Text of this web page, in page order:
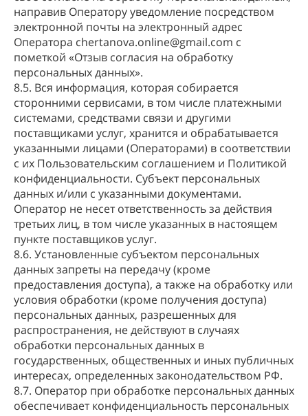
направив Оператору уведомление посредством
электронной почты на электронный адрес
Оператора chertanova.online@gmail.com с
пометкой «Отзыв согласия на обработку
персональных данных».
8.5. Вся информация, которая собирается
сторонними сервисами, в том числе платежными
системами, средствами связи и другими
поставщиками услуг, хранится и обрабатывается
указанными лицами (Операторами) в соответствии
с их Пользовательским соглашением и Политикой
конфиденциальности. Субъект персональных
данных и/или с указанными документами.
Оператор не несет ответственность за действия
третьих лиц, в том числе указанных в настоящем
пункте поставщиков услуг.
8.6. Установленные субъектом персональных
данных запреты на передачу (кроме
предоставления доступа), а также на обработку или
условия обработки (кроме получения доступа)
персональных данных, разрешенных для
распространения, не действуют в случаях
обработки персональных данных в
государственных, общественных и иных публичных
интересах, определенных законодательством РФ.
8.7. Оператор при обработке персональных данных
обеспечивает конфиденциальность персональных